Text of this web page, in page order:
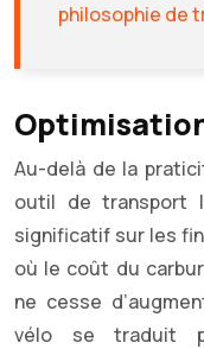
philosophie de
Au-delà de la
outil de transport
significatif sur les
où le coût du
ne cesse
vélo se traduit